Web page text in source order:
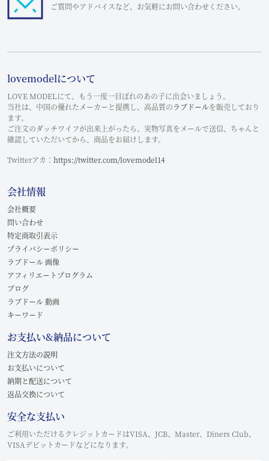
ご質問やアドバイスなど、お気軽にお問い合わせください。
lovemodelについて
LOVE MODELにて、もう一度一目ぼれのあの子に出会いましょう。
当社は、中国の優れたメーカーと提携し、高品質のラブドールを販売しており
ます。
ご注文のダッチワイフが出来上がったら、実物写真をメールで送信、ちゃんと
確認していただいてから、商品をお届けします。
Twitterアカ： https://twitter.com/lovemodel14
会社情報
会社概要
問い合わせ
特定商取引表示
プライバシーポリシー
ラブドール 画像
アフィリエートプログラム
ブログ
ラブドール 動画
キーワード
お支払い&納品について
注文方法の説明
お支払いについて
納期と配送について
返品交換について
安全な支払い
ご利用いただけるクレジットカードはVISA、JCB、Master、Diners Club、
VISAデビットカードなどになります。